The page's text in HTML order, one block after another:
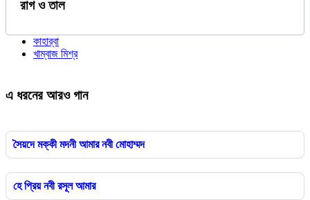
রাগ ও তাল
কাহার্‌বা
খাম্বাজ মিশ্র
এ ধরনের আরও গান
সৈয়দে মক্কী মদনী আমার নবী মোহাম্মদ
হে প্রিয় নবী রসূল আমার